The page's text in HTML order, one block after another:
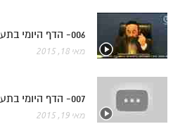
הזמן סט תלמוד עשר הספירות
ספרים להורדה
תלמוד עשר הספירות בעיון
006- הדף היומי בתע"ס – חלק י"ד – א'תקג-א'תקד
מאי 18, 2015
007- הדף היומי בתע"ס – חלק י"ד – א'תקה-א'תקו
מאי 19, 2015